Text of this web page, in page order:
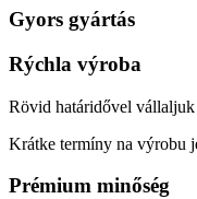
Gyors gyártás
Rýchla výroba
Rövid határidővel vállaljuk
Krátke termíny na výrobu
Prémium minőség